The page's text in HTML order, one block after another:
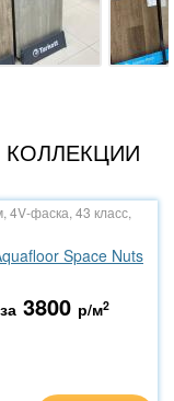
4V-фаска, 43 класс,
Space Nuts
3800 р/м2